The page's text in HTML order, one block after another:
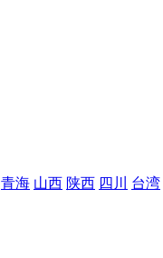
青海 山西 陕西 四川 台湾